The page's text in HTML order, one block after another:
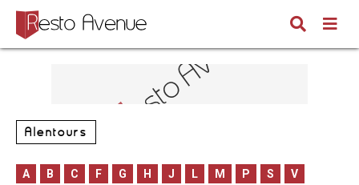
Alentours
A B C F G H J L M P S V